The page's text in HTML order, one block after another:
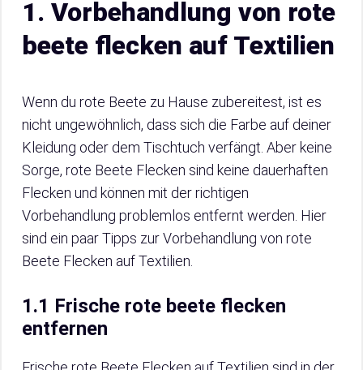
1. Vorbehandlung von rote
beete flecken auf Textilien
Wenn du rote Beete zu Hause zubereitest, ist es
nicht ungewöhnlich, dass sich die Farbe auf deiner
Kleidung oder dem Tischtuch verfängt. Aber keine
Sorge, rote Beete Flecken sind keine dauerhaften
Flecken und können mit der richtigen
Vorbehandlung problemlos entfernt werden. Hier
sind ein paar Tipps zur Vorbehandlung von rote
Beete Flecken auf Textilien.
1.1 Frische rote beete flecken
entfernen